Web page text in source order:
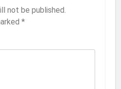
not be published.
*